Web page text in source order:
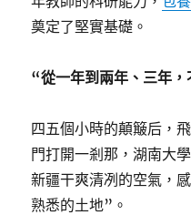
奠定了堅實基礎。
“從一年到兩年、三年
四五個小時的顛簸后，
門打開一剎那，湖南大
新疆干爽清冽的空氣，
熟悉的土地”。